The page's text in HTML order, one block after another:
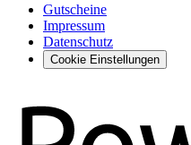
Gutscheine
Impressum
Datenschutz
Cookie Einstellungen